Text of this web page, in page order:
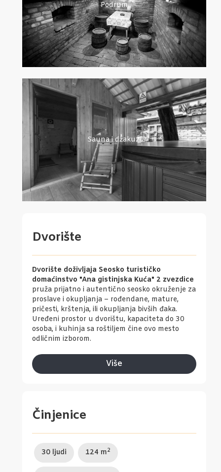
Podrum
Sauna i džakuzi
Dvorište
Dvorište doživljaja Seosko turističko
domaćinstvo "Ana gistinjska Kuća" 2 zvezdice
pruža prijatno i autentično seosko okruženje za
proslave i okupljanja – rođendane, mature,
pričesti, krštenja, ili okupljanja bivših đaka.
Uređeni prostor u dvorištu, kapaciteta do 30
osoba, i kuhinja sa roštiljem čine ovo mesto
odličnim izborom.
Više
Činjenice
30 ljudi 124 m2